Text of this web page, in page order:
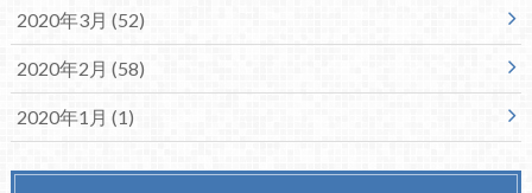
2020年3月 (52)
2020年2月 (58)
2020年1月 (1)